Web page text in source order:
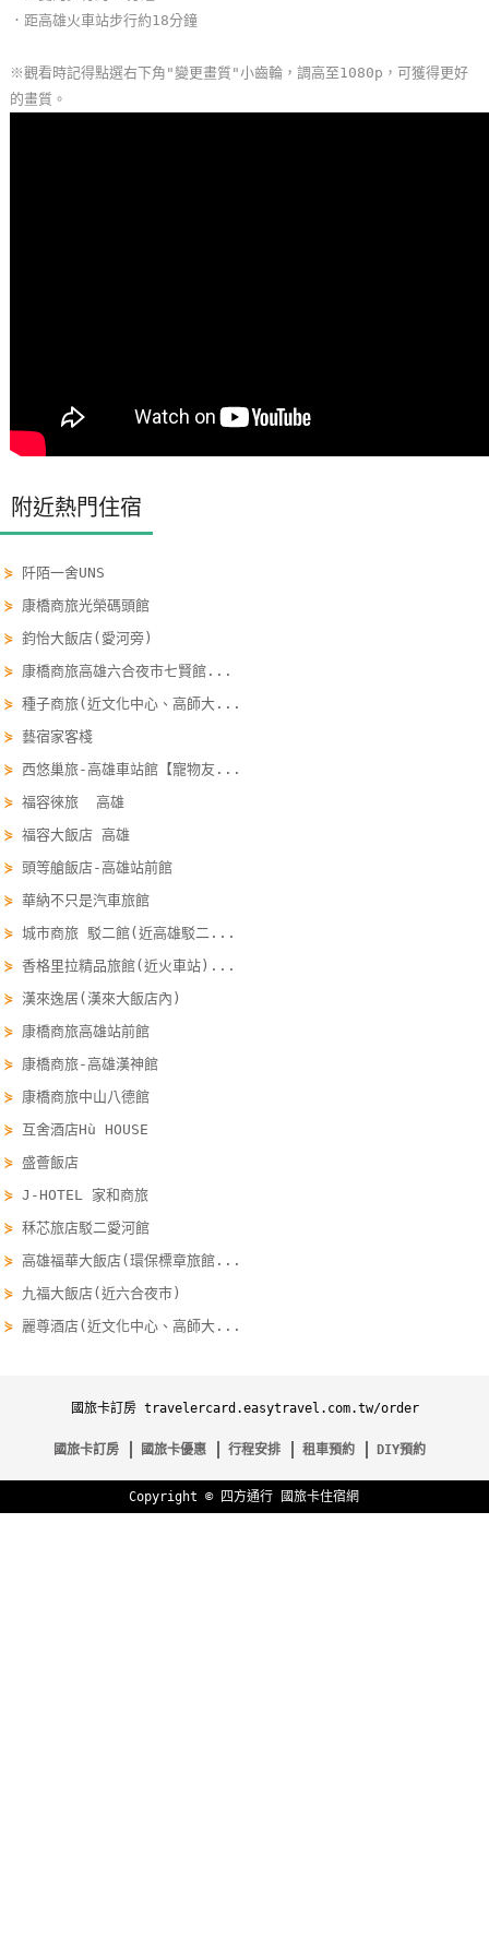
單
理
線
上
服
紅
查
詢
訂
房
Q&A
國
旅
卡
訂
請
收
據
合
提
案
作
．距高雄火車站步行約18分鐘
※觀看時記得點選右下角"變更畫質"小齒輪，調高至1080p，可獲得更好
的畫質。
附近熱門住宿
⋟
阡陌一舍UNS
⋟ 康橋商旅光榮碼頭館
⋟鈞怡大飯店(愛河旁)
⋟ 康橋商旅高雄六合夜市七賢館...
⋟種子商旅(近文化中心、高師大...
⋟藝宿家客棧
⋟西悠巢旅-高雄車站館【寵物友...
⋟福容徠旅 高雄
⋟福容大飯店 高雄
⋟頭等艙飯店-高雄站前館
⋟華納不只是汽車旅館
⋟城市商旅 駁二館(近高雄駁二...
⋟香格里拉精品旅館(近火車站)...
⋟漢來逸居(漢來大飯店內)
⋟ 康橋商旅高雄站前館
⋟ 康橋商旅-高雄漢神館
⋟ 康橋商旅中山八德館
⋟ 互舍酒店Hù HOUSE
⋟盛薈飯店
⋟J-HOTEL 家和商旅
⋟秝芯旅店駁二愛河館
⋟高雄福華大飯店(環保標章旅館...
⋟ 九福大飯店(近六合夜市)
⋟ 麗尊酒店(近文化中心、高師大...
國旅卡訂房 travelercard.easytravel.com.tw/order
國旅卡訂房 國旅卡優惠 行程安排 租車預約 DIY預約
Copyright © 四方通行 國旅卡住宿網